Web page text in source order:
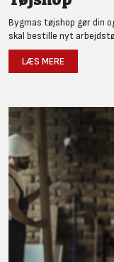
Bygmas tøjshop gør din
skal bestille nyt
LÆS MERE